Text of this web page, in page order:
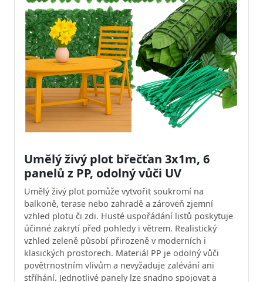
Umělý živý plot břečťan 3x1m, 6
panelů z PP, odolný vůči UV
Umělý živý plot pomůže vytvořit soukromí na
balkoně, terase nebo zahradě a zároveň zjemní
vzhled plotu či zdi. Husté uspořádání listů poskytuje
účinné zakrytí před pohledy i větrem. Realistický
vzhled zeleně působí přirozeně v moderních i
klasických prostorech. Materiál PP je odolný vůči
povětrnostním vlivům a nevyžaduje zalévání ani
stříhání. Jednotlivé panely lze snadno spojovat a